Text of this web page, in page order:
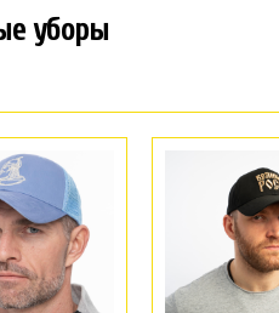
уборы